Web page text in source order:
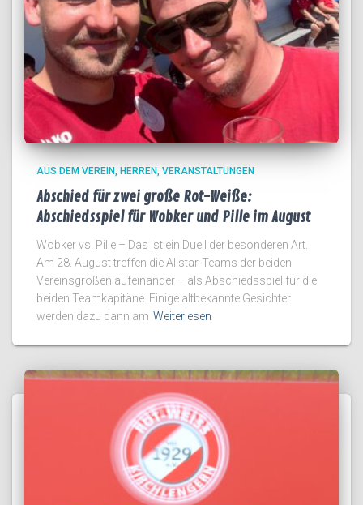
AUS DEM VEREIN HERREN VERANSTALTUNGEN
Abschied für zwei große Rot-Weiße:
Abschiedsspiel für Wobker und Pille im August
Wobker vs. Pille – Das ist ein Duell der besonderen Art.
Am 28. August treffen die Allstar-Teams der beiden
Vereinsgrößen aufeinander – als Abschiedsspiel für die
beiden Teamkapitäne. Einige altbekannte Gesichter
werden dazu dann am Weiterlesen